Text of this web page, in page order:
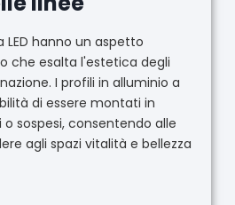
LED hanno un aspetto
che esalta l'estetica degli
I profili in alluminio a
di essere montati in
sospesi, consentendo alle
agli spazi vitalità e bellezza